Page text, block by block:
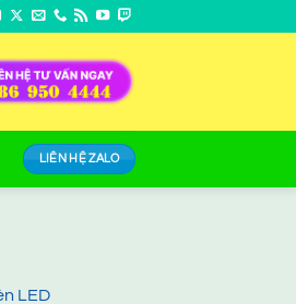
LIÊN HỆ ZALO
LED